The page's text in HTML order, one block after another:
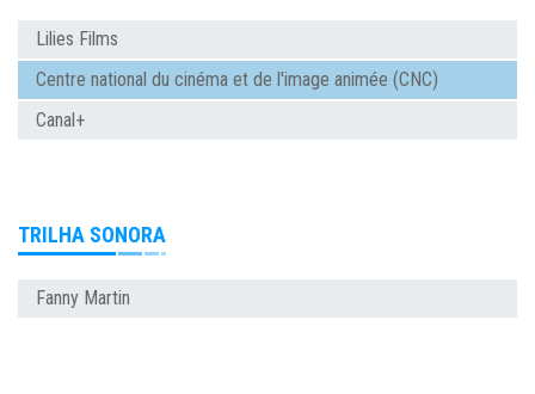
Lilies Films
Centre national du cinéma et de l'image animée (CNC)
Canal+
TRILHA SONORA
Fanny Martin